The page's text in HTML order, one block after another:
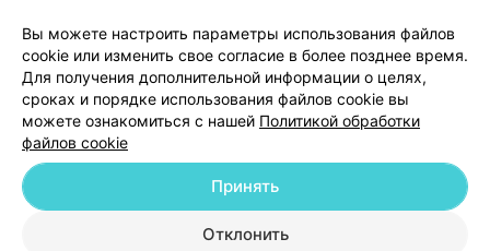
Написать в поддержку
Персональные настройки cookie
Обработка персональных данных
ВЫ ВЛАДЕЛЕЦ?
Вы можете настроить параметры использования файлов
cookie или изменить свое согласие в более позднее время.
Для получения дополнительной информации о целях,
сроках и порядке использования файлов cookie вы
можете ознакомиться с нашей Политикой обработки
файлов cookie
Отклонить
Принять